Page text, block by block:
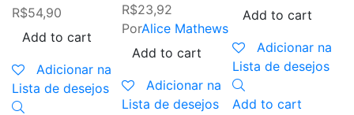
R$54,90
Add to cart
Adicionar na
Lista de desejos
R$23,92
PorAlice Mathews
Add to cart
Adicionar na
Lista de desejos
price
R$89,90.
Add to cart
Adicionar na
Lista de desejos
Add to cart